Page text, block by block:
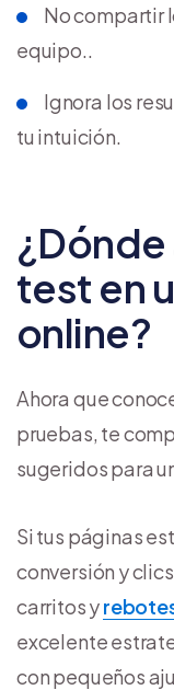
No compartir
equipo..
Ignora los
tu intuición.
test en
online?
Ahora que
pruebas, te
sugeridos para
Si tus páginas
conversión y
carritos y
excelente
con pequeños